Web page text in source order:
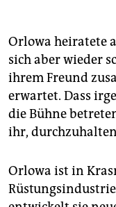
Orlowa heiratete
sich aber wieder
ihrem Freund
erwartet. Dass
die Bühne
ihr,
Orlowa ist in